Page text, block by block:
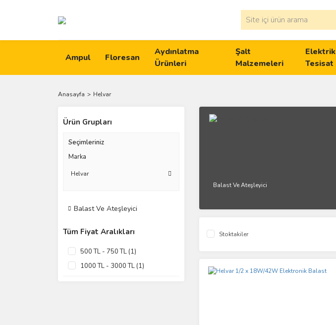
Ampul Floresan
Aydınlatma
Ürünleri
Şalt
Malzemeleri
Elektrik
Tesisat
Anasayfa Helvar
Ürün Grupları
Seçimleriniz
Marka
Helvar
Balast Ve Ateşleyici
Tüm Fiyat Aralıkları
500 TL - 750 TL (1)
1000 TL - 3000 TL (1)
Balast Ve Ateşleyici
Stoktakiler